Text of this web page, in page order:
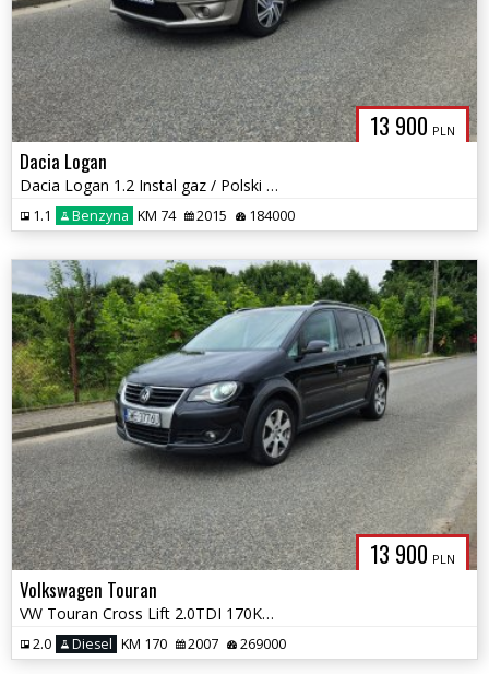
13 900 PLN
Dacia Logan
Dacia Logan 1.2 Instal gaz / Polski salon / Klima / Android Auto
1.1 Benzyna KM 74 2015 184000
13 900 PLN
Volkswagen Touran
VW Touran Cross Lift 2.0TDI 170KM / 7 Osobowy / Xenony / Okazja
2.0 Diesel KM 170 2007 269000